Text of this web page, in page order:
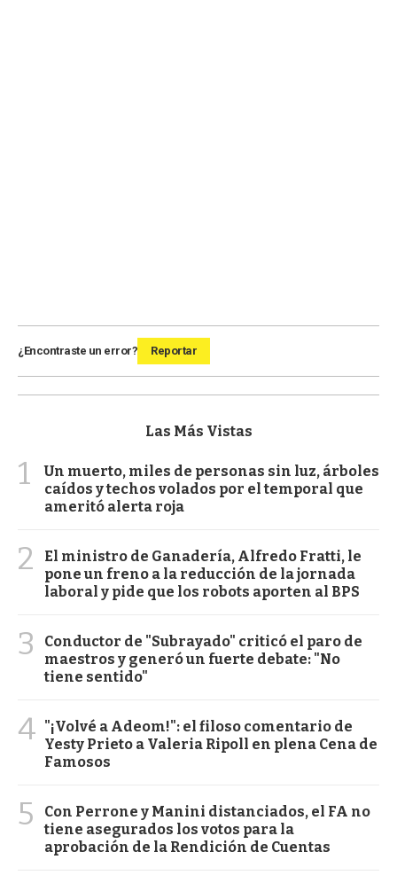
¿Encontraste un error? Reportar
Las Más Vistas
1
Un muerto, miles de personas sin luz, árboles
caídos y techos volados por el temporal que
ameritó alerta roja
2
El ministro de Ganadería, Alfredo Fratti, le
pone un freno a la reducción de la jornada
laboral y pide que los robots aporten al BPS
3
Conductor de "Subrayado" criticó el paro de
maestros y generó un fuerte debate: "No
tiene sentido"
4 "¡Volvé a Adeom!": el filoso comentario de
Yesty Prieto a Valeria Ripoll en plena Cena de
Famosos
5
Con Perrone y Manini distanciados, el FA no
tiene asegurados los votos para la
aprobación de la Rendición de Cuentas